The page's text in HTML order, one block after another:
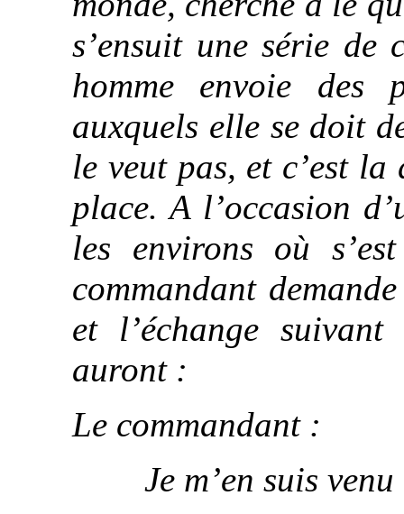
s’ensuit une série de
homme envoie des
auxquels elle se doit
le veut pas, et c’est
place. A l’occasion
les environs où
commandant
et l’échange
auront :
Le commandant :
Je m’en suis venu